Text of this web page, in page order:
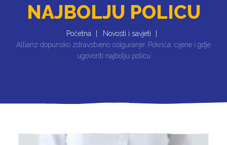
NAJBOLJU POLICU
Početna
Novosti i savjeti
Allianz dopunsko zdravstveno osiguranje: Pokrića, cijene i gdje
ugovoriti najbolju policu